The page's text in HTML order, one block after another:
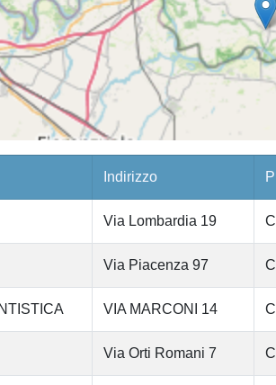
Indirizzo
Via Lombardia 19
Via Piacenza 97
VIA MARCONI 14
Via Orti Romani 7